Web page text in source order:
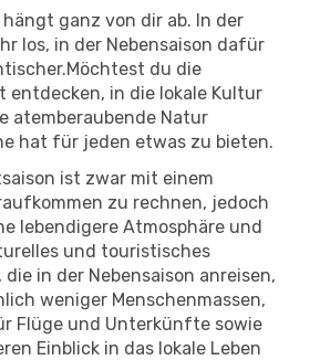
ganz von dir ab. In der
los, in der Nebensaison dafür
du die
entdecken, in die lokale Kultur
atemberaubende Natur
hat für jeden etwas zu bieten.
ist zwar mit einem
zu rechnen, jedoch
lebendigere Atmosphäre und
und touristisches
in der Nebensaison anreisen,
weniger Menschenmassen,
Flüge und Unterkünfte sowie
Einblick in das lokale Leben